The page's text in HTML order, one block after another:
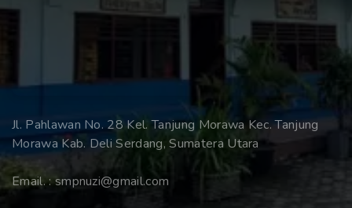
Jl. Pahlawan No. 28 Kel. Tanjung Morawa Kec. Tanjung
Morawa Kab. Deli Serdang, Sumatera Utara
Email. :smpnuzi@gmail.com